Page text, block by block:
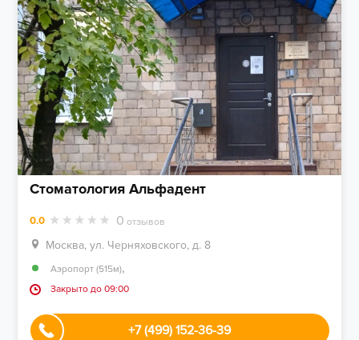
Стоматология Альфадент
0.0 0 отзывов
Москва, ул. Черняховского, д. 8
Аэропорт (515м),
Закрыто до 09:00
+7 (499) 152-36-39